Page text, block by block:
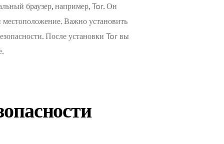
браузер, например, Tor. Он
Важно установить
После установки Tor вы